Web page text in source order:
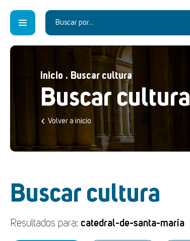
Inicio . Buscar cultura
Buscar cultura
Volver a inicio
Buscar cultura
Resultados para: catedral-de-santa-maria